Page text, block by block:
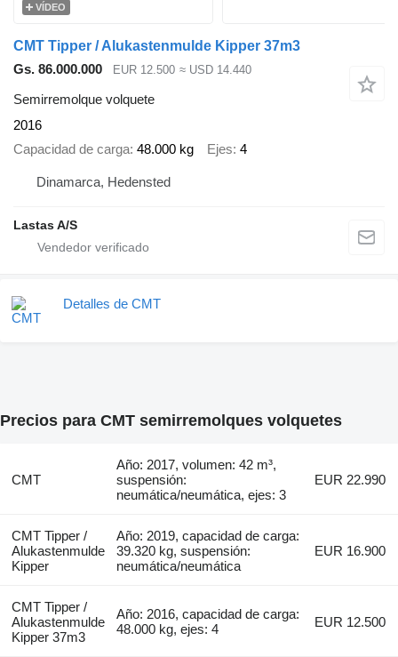
VÍDEO
CMT Tipper / Alukastenmulde Kipper 37m3
Gs. 86.000.000
EUR 12.500 ≈ USD 14.440
Semirremolque volquete
2016
Capacidad de carga 48.000 kg Ejes 4
Dinamarca, Hedensted
Lastas A/S
Detalles de CMT
Precios para CMT semirremolques volquetes
CMT
Año: 2017, volumen: 42 m³,
suspensión:
neumática/neumática, ejes: 3
EUR 22.990
CMT Tipper /
Alukastenmulde
Kipper
Año: 2019, capacidad de carga:
39.320 kg, suspensión:
neumática/neumática
EUR 16.900
CMT Tipper /
Alukastenmulde
Kipper 37m3
Año: 2016, capacidad de carga:
48.000 kg, ejes: 4
EUR 12.500